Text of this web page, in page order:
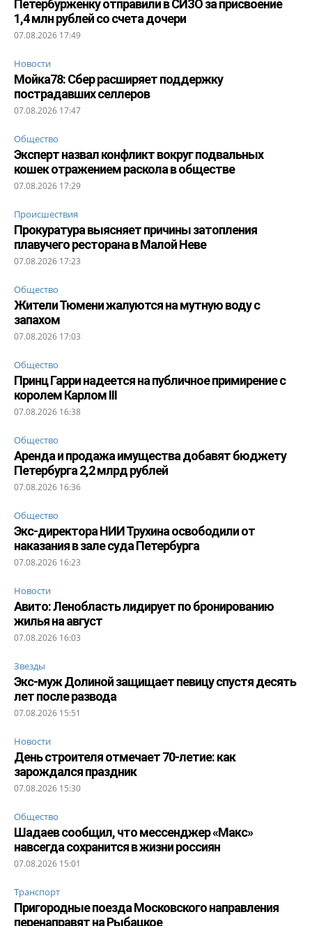
Петербурженку отправили в СИЗО за присвоение
1,4 млн рублей со счета дочери
07.08.2026 17:49
Новости
Мойка78: Сбер расширяет поддержку
пострадавших селлеров
07.08.2026 17:47
Общество
Эксперт назвал конфликт вокруг подвальных
кошек отражением раскола в обществе
07.08.2026 17:29
Происшествия
Прокуратура выясняет причины затопления
плавучего ресторана в Малой Неве
07.08.2026 17:23
Общество
Жители Тюмени жалуются на мутную воду с
запахом
07.08.2026 17:03
Общество
Принц Гарри надеется на публичное примирение с
королем Карлом III
07.08.2026 16:38
Общество
Аренда и продажа имущества добавят бюджету
Петербурга 2,2 млрд рублей
07.08.2026 16:36
Общество
Экс-директора НИИ Трухина освободили от
наказания в зале суда Петербурга
07.08.2026 16:23
Новости
Авито: Ленобласть лидирует по бронированию
жилья на август
07.08.2026 16:03
Звезды
Экс-муж Долиной защищает певицу спустя десять
лет после развода
07.08.2026 15:51
Новости
День строителя отмечает 70-летие: как
зарождался праздник
07.08.2026 15:30
Общество
Шадаев сообщил, что мессенджер «Макс»
навсегда сохранится в жизни россиян
07.08.2026 15:01
Транспорт
Пригородные поезда Московского направления
перенаправят на Рыбацкое